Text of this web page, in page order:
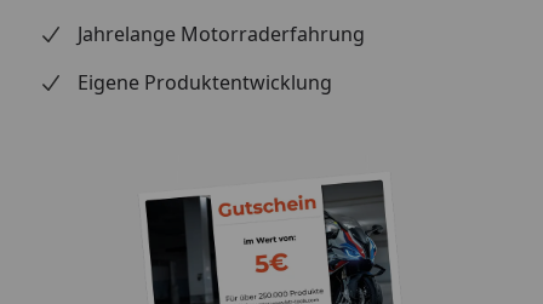
Jahrelange Motorraderfahrung
Eigene Produktentwicklung